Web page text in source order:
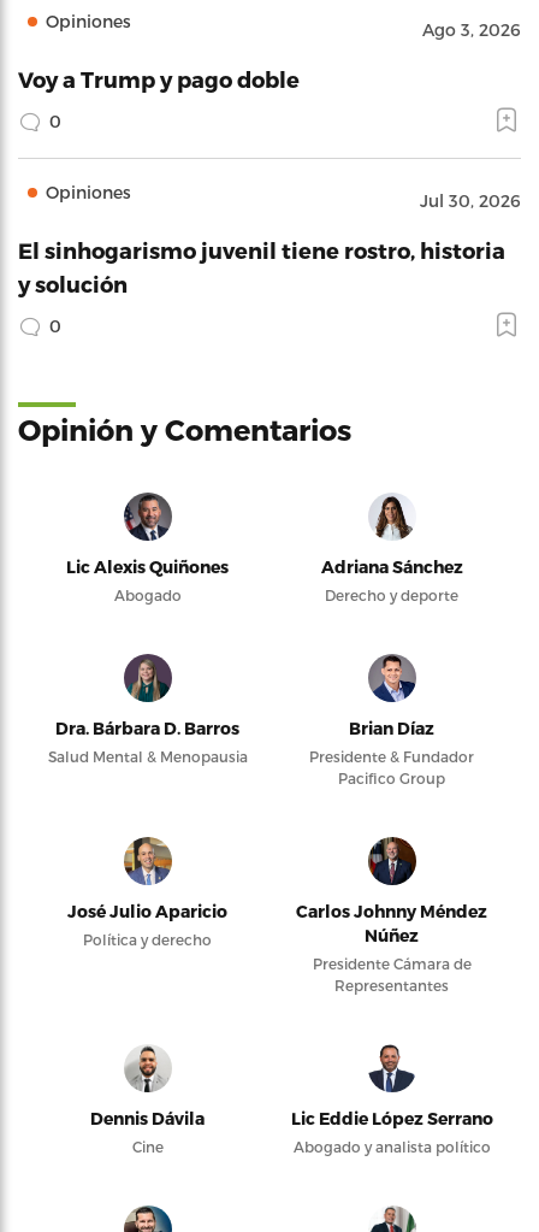
Opiniones Ago 3, 2026
Voy a Trump y pago doble
0
Opiniones Jul 30, 2026
El sinhogarismo juvenil tiene rostro, historia
y solución
0
Opinión y Comentarios
Lic Alexis Quiñones
Abogado
Adriana Sánchez
Derecho y deporte
Dra. Bárbara D. Barros
Salud Mental & Menopausia
Brian Díaz
Presidente & Fundador
Pacifico Group
José Julio Aparicio
Política y derecho
Carlos Johnny Méndez
Núñez
Presidente Cámara de
Representantes
Dennis Dávila
Cine
Lic Eddie López Serrano
Abogado y analista político